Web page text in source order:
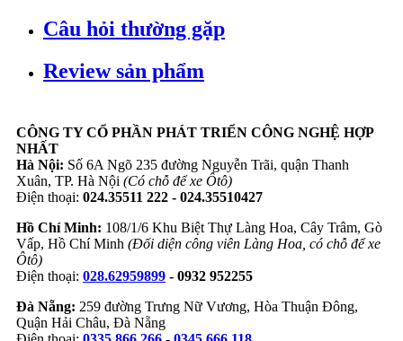
Câu hỏi thường gặp
Review sản phẩm
CÔNG TY CỔ PHẦN PHÁT TRIỂN CÔNG NGHỆ HỢP
NHẤT
Hà Nội: Số 6A Ngõ 235 đường Nguyễn Trãi, quận Thanh
Xuân, TP. Hà Nội (Có chỗ để xe Ôtô)
Điện thoại: 024.35511 222 - 024.35510427
Hồ Chí Minh: 108/1/6 Khu Biệt Thự Làng Hoa, Cây Trâm, Gò
Vấp, Hồ Chí Minh (Đối diện công viên Làng Hoa, có chỗ để xe
Ôtô)
Điện thoại: 028.62959899 - 0932 952255
Đà Nẵng: 259 đường Trưng Nữ Vương, Hòa Thuận Đông,
Quận Hải Châu, Đà Nẵng